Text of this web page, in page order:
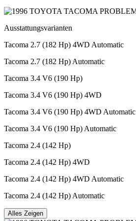
Ausstattungsvarianten
Tacoma 2.7 (182 Hp) 4WD Automatic
Tacoma 2.7 (182 Hp) Automatic
Tacoma 3.4 V6 (190 Hp)
Tacoma 3.4 V6 (190 Hp) 4WD
Tacoma 3.4 V6 (190 Hp) 4WD Automatic
Tacoma 3.4 V6 (190 Hp) Automatic
Tacoma 2.4 (142 Hp)
Tacoma 2.4 (142 Hp) 4WD
Tacoma 2.4 (142 Hp) 4WD Automatic
Tacoma 2.4 (142 Hp) Automatic
Alles Zeigen